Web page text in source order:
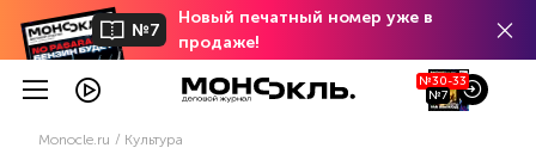
№7
Новый печатный номер уже в
продаже!
№30-33
№7
Monocle.ru Культура